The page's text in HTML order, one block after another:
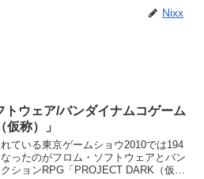
Nixx
トウェア/バンダイナムコゲーム
称）」
ている東京ゲームショウ2010では194
ったのがフロム・ソフトウェアとバン
ションRPG「PROJECT DARK（仮